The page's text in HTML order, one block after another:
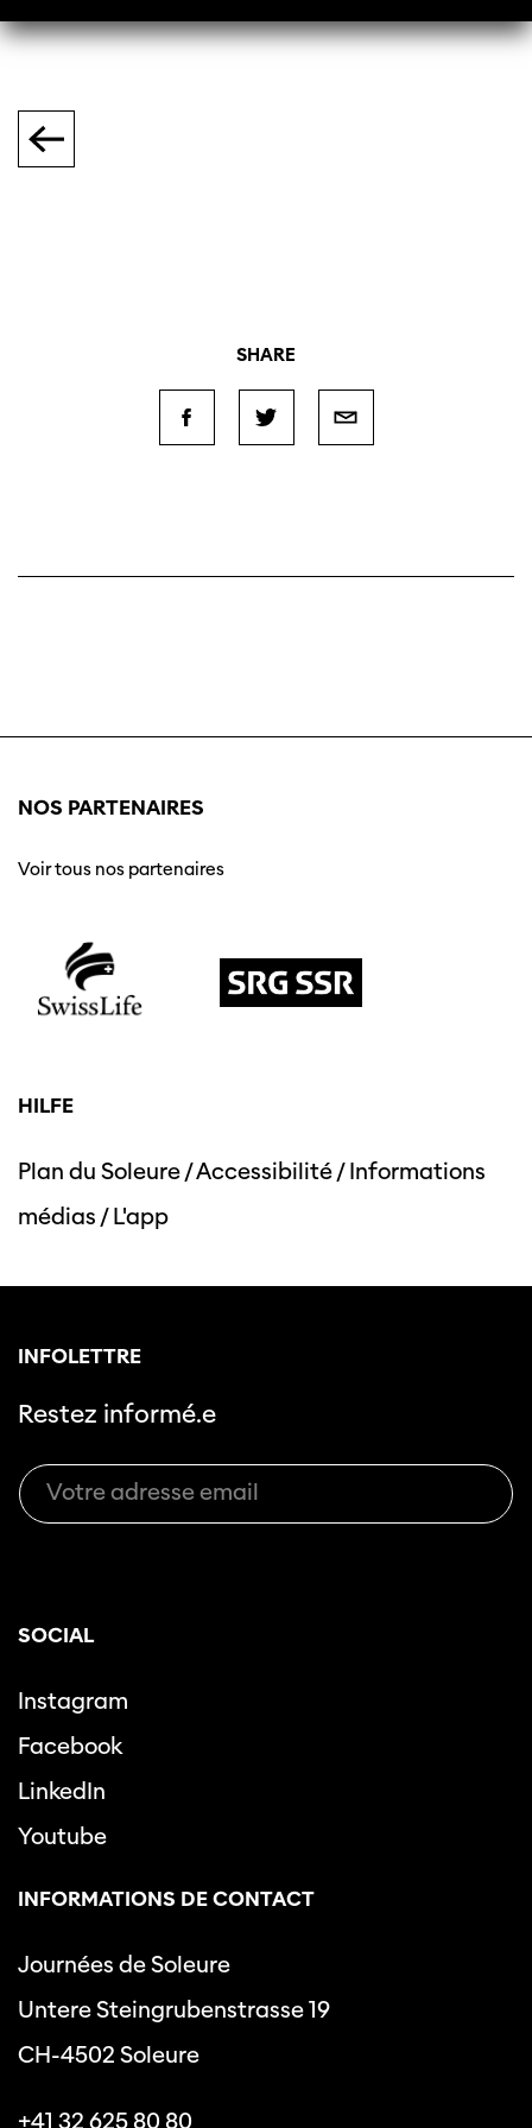
Cette page ne s'affiche pas de manière
optimale avec Internet Explorer. Veuillez
SHARE
NOS PARTENAIRES
Voir tous nos partenaires
HILFE
Plan du Soleure/Accessibilité/Informations
médias /L'app
INFOLETTRE
Restez informé.e
SOCIAL
Instagram
Facebook
LinkedIn
Youtube
INFORMATIONS DE CONTACT
Journées de Soleure
Untere Steingrubenstrasse 19
CH-4502 Soleure
+41 32 625 80 80